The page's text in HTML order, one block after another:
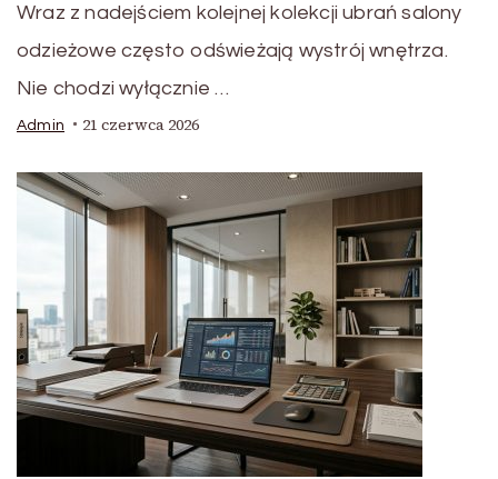
Wraz z nadejściem kolejnej kolekcji ubrań salony
odzieżowe często odświeżają wystrój wnętrza.
Nie chodzi wyłącznie …
Admin 21 czerwca 2026